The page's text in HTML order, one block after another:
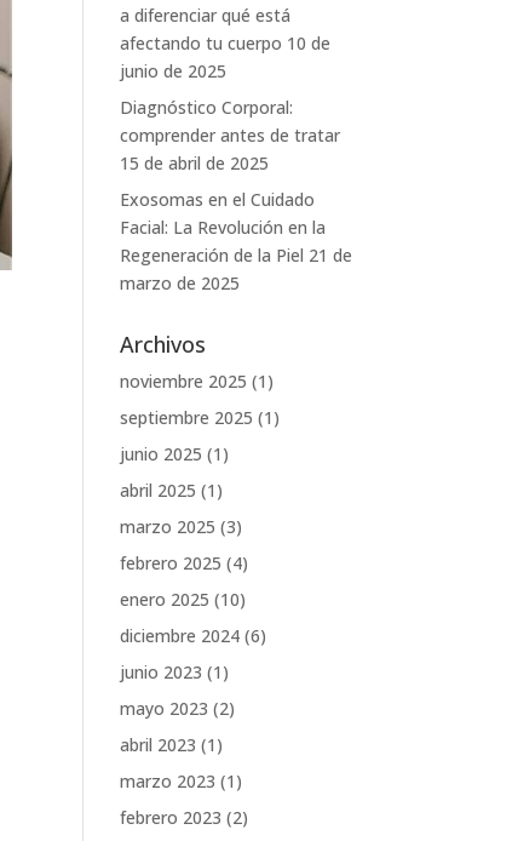
a diferenciar qué está
afectando tu cuerpo 10 de
junio de 2025
Diagnóstico Corporal:
comprender antes de tratar
15 de abril de 2025
Exosomas en el Cuidado
Facial: La Revolución en la
Regeneración de la Piel 21 de
marzo de 2025
Archivos
noviembre 2025 (1)
septiembre 2025 (1)
junio 2025 (1)
abril 2025 (1)
marzo 2025 (3)
febrero 2025 (4)
enero 2025 (10)
diciembre 2024 (6)
junio 2023 (1)
mayo 2023 (2)
abril 2023 (1)
marzo 2023 (1)
febrero 2023 (2)